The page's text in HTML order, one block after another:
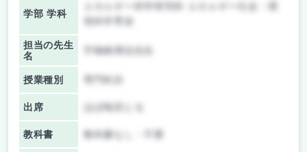
学部 学科
エネルギー科学研究科 エネルギー社会・環
担当の先生
名
宇根崎博信先生
授業種別
出席 ほぼ毎回とる
教科書 教科書なし・不要